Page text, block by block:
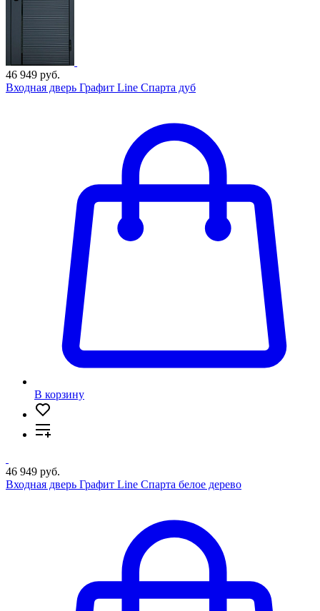
46 949 руб.
Входная дверь Графит Line Спарта дуб
В корзину
46 949 руб.
Входная дверь Графит Line Спарта белое дерево